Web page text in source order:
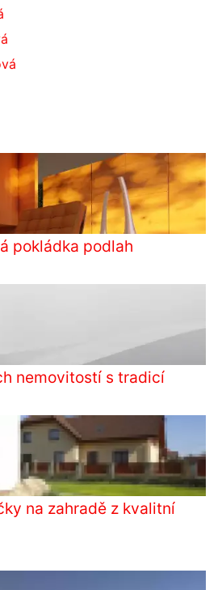
pokládka podlah
nemovitostí s tradicí
na zahradě z kvalitní